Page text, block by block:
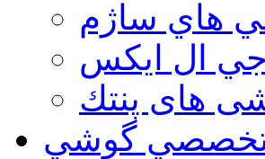
هاي ساژم
ال ايكس
های پنتك
گوشي